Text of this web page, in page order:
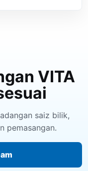
VITA
saiz bilik,
pemasangan.